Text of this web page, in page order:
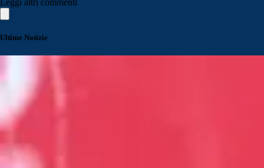
Ultime Notizie